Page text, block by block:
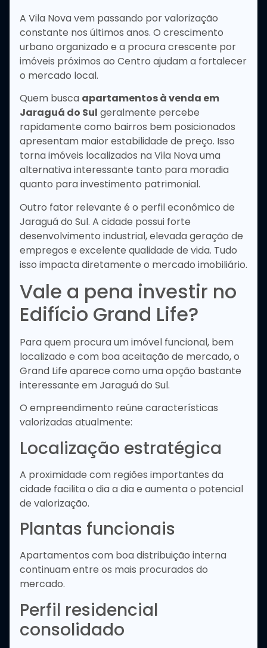
A Vila Nova vem passando por valorização
constante nos últimos anos. O crescimento
urbano organizado e a procura crescente por
imóveis próximos ao Centro ajudam a fortalecer
o mercado local.
Quem busca apartamentos à venda em
Jaraguá do Sul geralmente percebe
rapidamente como bairros bem posicionados
apresentam maior estabilidade de preço. Isso
torna imóveis localizados na Vila Nova uma
alternativa interessante tanto para moradia
quanto para investimento patrimonial.
Outro fator relevante é o perfil econômico de
Jaraguá do Sul. A cidade possui forte
desenvolvimento industrial, elevada geração de
empregos e excelente qualidade de vida. Tudo
isso impacta diretamente o mercado imobiliário.
Vale a pena investir no
Edifício Grand Life?
Para quem procura um imóvel funcional, bem
localizado e com boa aceitação de mercado, o
Grand Life aparece como uma opção bastante
interessante em Jaraguá do Sul.
O empreendimento reúne características
valorizadas atualmente:
Localização estratégica
A proximidade com regiões importantes da
cidade facilita o dia a dia e aumenta o potencial
de valorização.
Plantas funcionais
Apartamentos com boa distribuição interna
continuam entre os mais procurados do
mercado.
Perfil residencial
consolidado